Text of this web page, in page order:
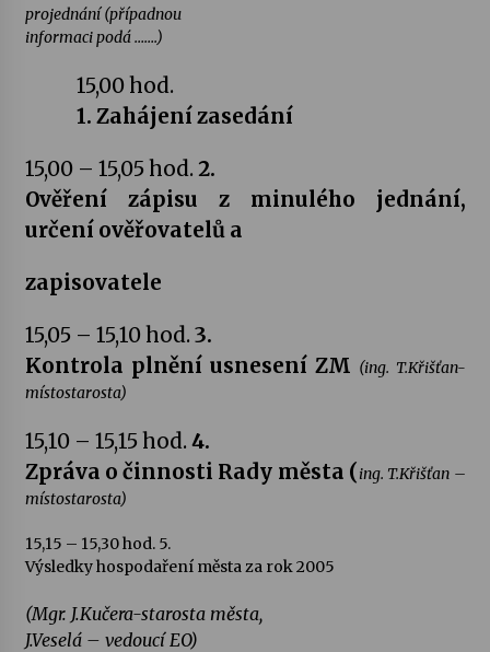
22. 7. 2026
Vysočinka
17. 7. 2026
Za kulturou kousek za Humpolec. V Želivě ožije
Varhanní recitál Michala Novenka v Klášteře
Želiv
Petr Adamec – Malovaný svět
projednání (případnou
informaci podá …….)
15,00 hod.
1. Zahájení zasedání
15,00 – 15,05 hod. 2.
Ověření zápisu z minulého jednání,
určení ověřovatelů a
zapisovatele
15,05 – 15,10 hod. 3.
Kontrola plnění usnesení ZM (ing. T.Křišťan-
místostarosta)
15,10 – 15,15 hod. 4.
Zpráva o činnosti Rady města (ing. T.Křišťan –
místostarosta)
15,15 – 15,30 hod. 5.
Výsledky hospodaření města za rok 2005
(Mgr. J.Kučera-starosta města,
J.Veselá – vedoucí EO)